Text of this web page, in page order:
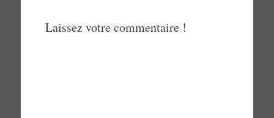
Laissez votre commentaire !